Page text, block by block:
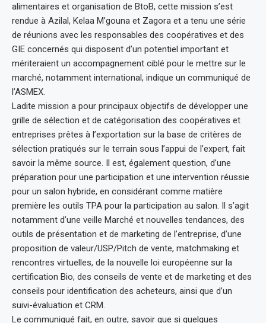
alimentaires et organisation de BtoB, cette mission s’est
rendue à Azilal, Kelaa M’gouna et Zagora et a tenu une série
de réunions avec les responsables des coopératives et des
GIE concernés qui disposent d’un potentiel important et
mériteraient un accompagnement ciblé pour le mettre sur le
marché, notamment international, indique un communiqué de
l’ASMEX.
Ladite mission a pour principaux objectifs de développer une
grille de sélection et de catégorisation des coopératives et
entreprises prêtes à l’exportation sur la base de critères de
sélection pratiqués sur le terrain sous l’appui de l’expert, fait
savoir la même source. Il est, également question, d’une
préparation pour une participation et une intervention réussie
pour un salon hybride, en considérant comme matière
première les outils TPA pour la participation au salon. Il s’agit
notamment d’une veille Marché et nouvelles tendances, des
outils de présentation et de marketing de l’entreprise, d’une
proposition de valeur/USP/Pitch de vente, matchmaking et
rencontres virtuelles, de la nouvelle loi européenne sur la
certification Bio, des conseils de vente et de marketing et des
conseils pour identification des acheteurs, ainsi que d’un
suivi-évaluation et CRM.
Le communiqué fait, en outre, savoir que si quelques